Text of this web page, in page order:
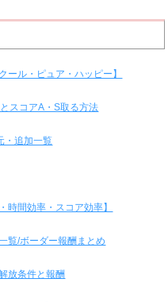
ール・ピュア・ハッピー】
スコアA・S取る方法
・追加一覧
時間効率・スコア効率】
覧/ボーダー報酬まとめ
放条件と報酬